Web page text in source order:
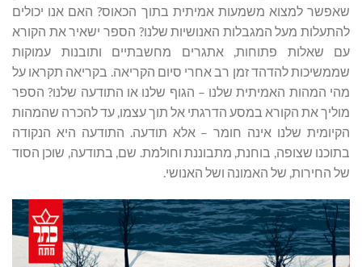
שאפשר למצוא משמעות אמיתית בתוך הכאוס? האם אנו יכולים
להתעלות מעל המגבלות האנושיות שלנו? הספר ישאיר את הקורא
עם שאלות פתוחות, אתגרים מחשבתיים ותובנות עמוקות
שממשיכות להדהד זמן רב אחרי סיום הקריאה. בקריאה תקראו על
מהי המהות האמיתית שלנו – הגוף שלנו או התודעה שלנו? הספר
מוליך את הקורא במסע הדרגתי אל תוך עצמו, עד להכרה שהמהות
הקיומית שלנו אינה חומר – אלא תודעה. התודעה היא הנקודה
בתוכנו שצופה, בוחנת, מתבוננת וחולמת. שם, בתודעה, שוכן הסוד
של החירות, של האמונה ושל האנושי.